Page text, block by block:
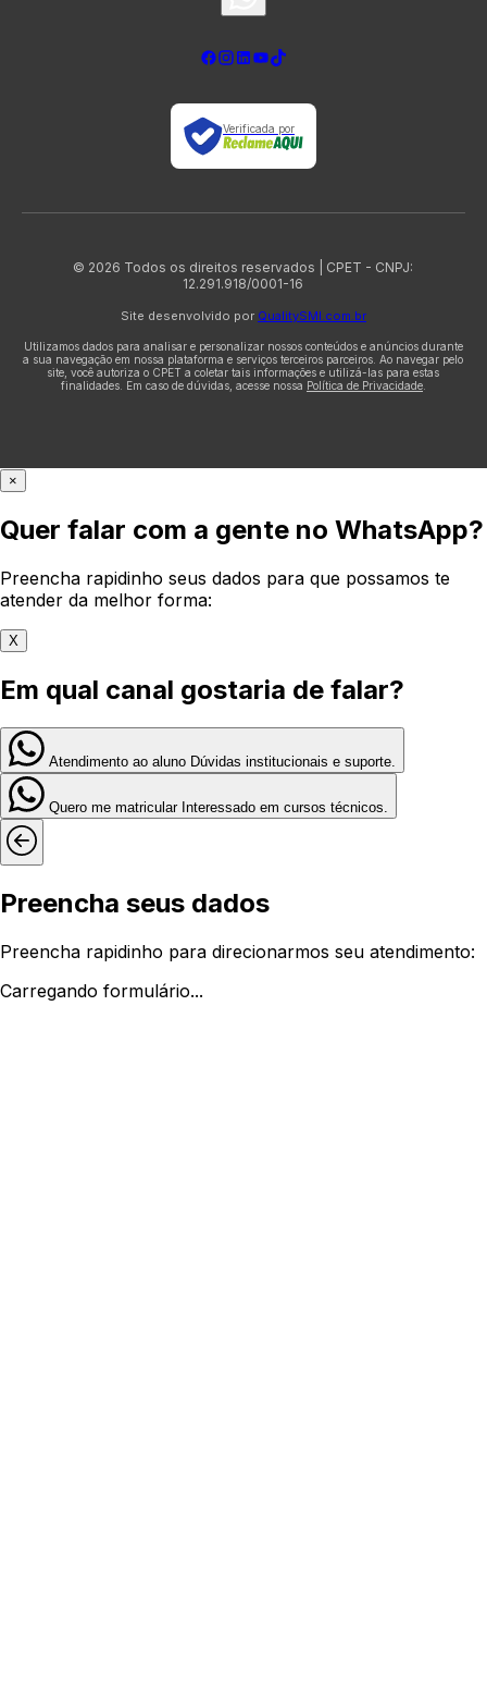
Verificada por
© 2026 Todos os direitos reservados | CPET - CNPJ:
12.291.918/0001-16
Site desenvolvido por QualitySMI.com.br
Utilizamos dados para analisar e personalizar nossos conteúdos e anúncios durante
a sua navegação em nossa plataforma e serviços terceiros parceiros. Ao navegar pelo
site, você autoriza o CPET a coletar tais informações e utilizá-las para estas
finalidades. Em caso de dúvidas, acesse nossa Política de Privacidade
×
Quer falar com a gente no WhatsApp?
Preencha rapidinho seus dados para que possamos te
atender da melhor forma:
X
Em qual canal gostaria de falar?
Atendimento ao aluno Dúvidas institucionais e suporte.
Quero me matricular Interessado em cursos técnicos.
Preencha seus dados
Preencha rapidinho para direcionarmos seu atendimento:
Carregando formulário...